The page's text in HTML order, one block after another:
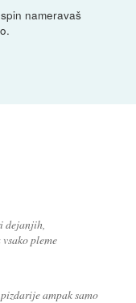
nameravaš
dejanjih,
pleme
ampak samo